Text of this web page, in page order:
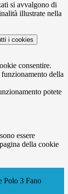
si avvalgono di
illustrate nella
i cookies
consentire.
della
potete
essere
della cookie
Polo 3 Fano